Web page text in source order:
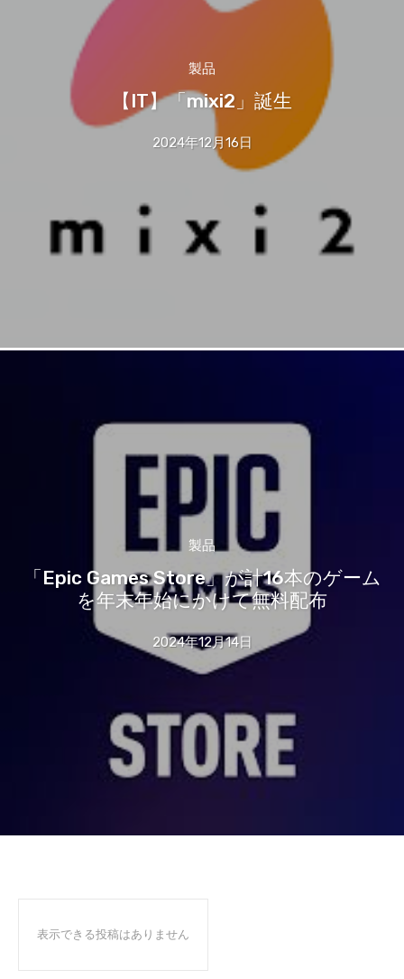
製品
【IT】「mixi2」誕生
2024年12月16日
製品
「Epic Games Store」が計16本のゲーム
を年末年始にかけて無料配布
2024年12月14日
表示できる投稿はありません